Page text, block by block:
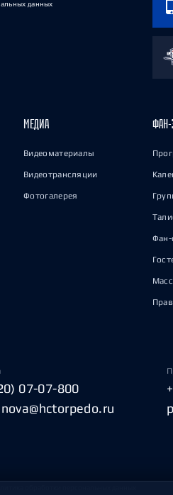
данных
МЕДИА
Видеоматериалы
Видеотрансляции
Фотогалерея
ФАН-
Фан-
07-07-800